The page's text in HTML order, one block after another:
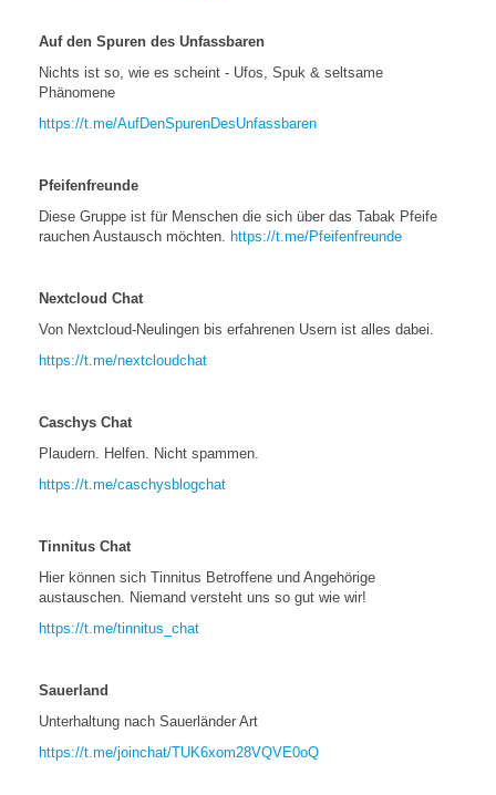
Auf den Spuren des Unfassbaren
Nichts ist so, wie es scheint - Ufos, Spuk & seltsame
Phänomene
https://t.me/AufDenSpurenDesUnfassbaren
Pfeifenfreunde
Diese Gruppe ist für Menschen die sich über das Tabak Pfeife
rauchen Austausch möchten. https://t.me/Pfeifenfreunde
Nextcloud Chat
Von Nextcloud-Neulingen bis erfahrenen Usern ist alles dabei.
https://t.me/nextcloudchat
Caschys Chat
Plaudern. Helfen. Nicht spammen.
https://t.me/caschysblogchat
Tinnitus Chat
Hier können sich Tinnitus Betroffene und Angehörige
austauschen. Niemand versteht uns so gut wie wir!
https://t.me/tinnitus_chat
Sauerland
Unterhaltung nach Sauerländer Art
https://t.me/joinchat/TUK6xom28VQVE0oQ